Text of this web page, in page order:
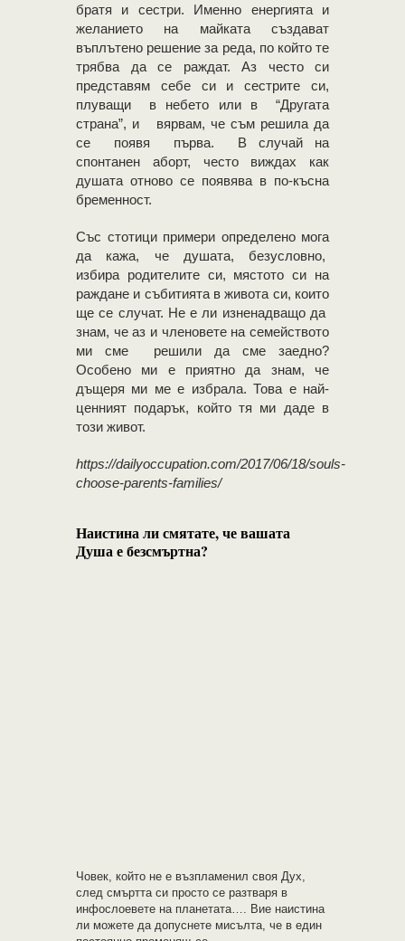
братя и сестри. Именно енергията и
желанието на майката създават
въплътено решение за реда, по който те
трябва да се раждат. Аз често си
представям себе си и сестрите си,
плуващи в небето или в “Другата
страна”, и вярвам, че съм решила да
се появя първа. В случай на
спонтанен аборт, често виждах как
душата отново се появява в по-късна
бременност.
Със стотици примери определено мога
да кажа, че душата, безусловно,
избира родителите си, мястото си на
раждане и събитията в живота си, които
ще се случат. Не е ли изненадващо да
знам, че аз и членовете на семейството
ми сме решили да сме заедно?
Особено ми е приятно да знам, че
дъщеря ми ме е избрала. Това е най-
ценният подарък, който тя ми даде в
този живот.
https://dailyoccupation.com/2017/06/18/souls-
choose-parents-families/
Наистина ли смятате, че вашата
Душа е безсмъртна?
Човек, който не е възпламенил своя Дух,
след смъртта си просто се разтваря в
инфослоевете на планетата…. Вие наистина
ли можете да допуснете мисълта, че в един